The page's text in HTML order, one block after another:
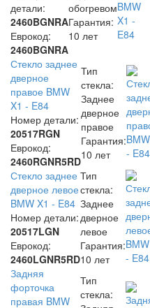
детали:
2460BGNRA
Еврокод:
2460BGNRA
обогревом
Гарантия:
10 лет
Стекло заднее
дверное
правое BMW
X1 - E84
Номер детали:
20517RGN
Еврокод:
2460RGNR5RD
Тип
стекла:
Заднее
дверное
правое
Гарантия:
10 лет
Стекло заднее
дверное левое
BMW X1 - E84
Номер детали:
20517LGN
Еврокод:
2460LGNR5RD
Тип
стекла:
Заднее
дверное
левое
Гарантия:
10 лет
Задняя
форточка
правая BMW
Тип
стекла: